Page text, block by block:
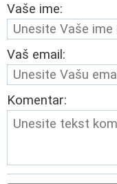
Vaše ime:
Vaš email:
Komentar: